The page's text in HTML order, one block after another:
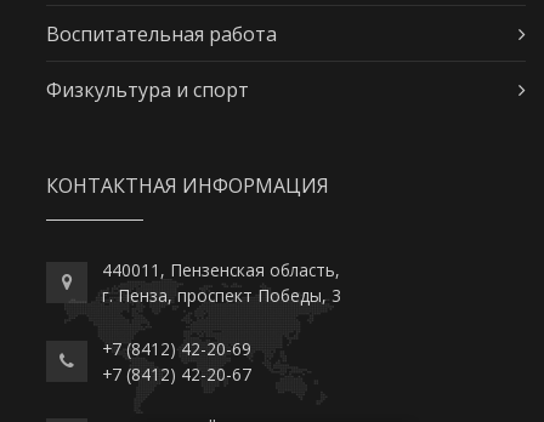
Воспитательная работа
Физкультура и спорт
КОНТАКТНАЯ ИНФОРМАЦИЯ
440011, Пензенская область,
г. Пенза, проспект Победы, 3
+7 (8412) 42-20-69
+7 (8412) 42-20-67